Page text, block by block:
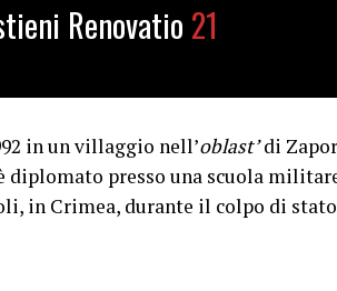
Renovatio 21
in un villaggio nell’oblast’di
diplomato presso una scuola
in Crimea, durante il colpo di